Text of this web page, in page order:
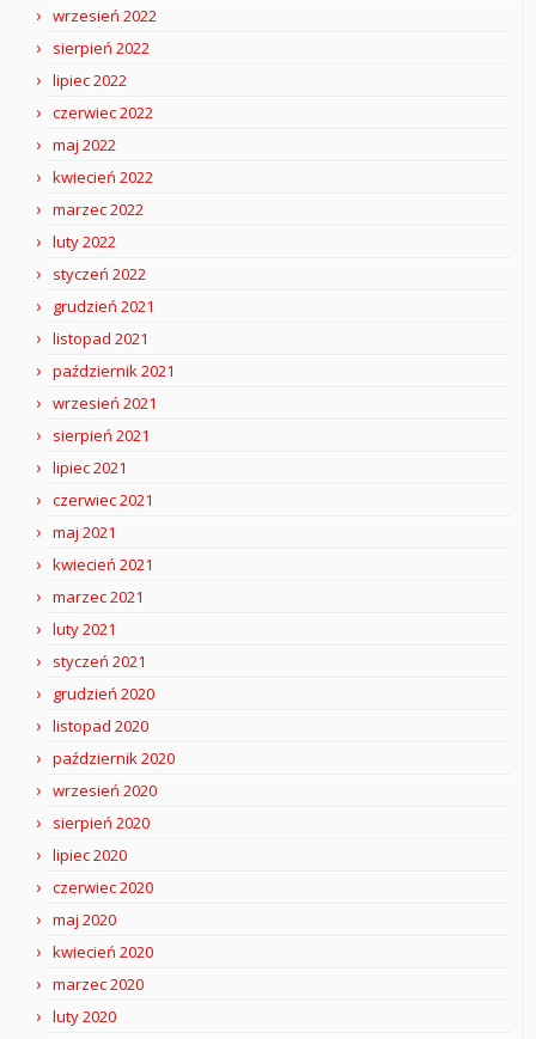
wrzesień 2022
sierpień 2022
lipiec 2022
czerwiec 2022
maj 2022
kwiecień 2022
marzec 2022
luty 2022
styczeń 2022
grudzień 2021
listopad 2021
październik 2021
wrzesień 2021
sierpień 2021
lipiec 2021
czerwiec 2021
maj 2021
kwiecień 2021
marzec 2021
luty 2021
styczeń 2021
grudzień 2020
listopad 2020
październik 2020
wrzesień 2020
sierpień 2020
lipiec 2020
czerwiec 2020
maj 2020
kwiecień 2020
marzec 2020
luty 2020